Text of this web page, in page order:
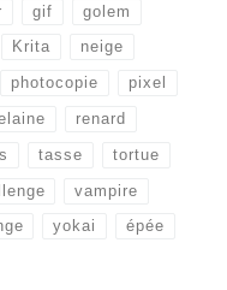
gif golem
Krita neige
photocopie pixel
renard
tasse tortue
vampire
yokai épée